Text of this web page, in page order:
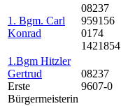
1. Bgm. Carl
Konrad
08237
959156
0174
1421854
1.Bgm Hitzler
Gertrud
Erste
Bürgermeisterin
08237
9607-0